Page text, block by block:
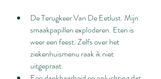
De Terugkeer Van De Eetlust. Mijn
smaakpapillen exploderen. Eten is
weer een feest. Zelfs over het
ziekenhuismenu raak ik niet
uitgepraat.